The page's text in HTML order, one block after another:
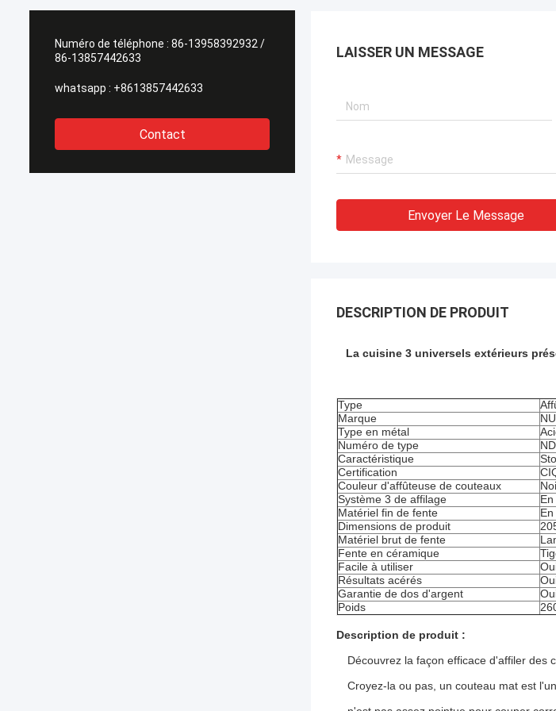
Numéro de téléphone : 86-13958392932 /
86-13857442633
whatsapp : +8613857442633
Contact
LAISSER UN MESSAGE
Envoyer Le Message
DESCRIPTION DE PRODUIT
La cuisine 3 universels extérieurs
Type
Marque
Type en métal
Numéro de type
Caractéristique
Certification
Couleur d'affûteuse de couteaux
Système 3 de affilage
Matériel fin de fente
Dimensions de produit
Matériel brut de fente
Fente en céramique
Facile à utiliser
Résultats acérés
Garantie de dos d'argent
Poids
Description de produit :
Découvrez la façon efficace d'affiler des
Croyez-la ou pas, un couteau mat est